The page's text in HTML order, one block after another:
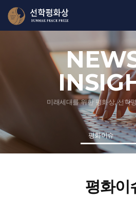
미래세대를 위한 평화상, 선학
평화이슈
평화이